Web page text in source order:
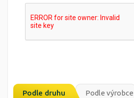
Podle druhu Podle výrobce